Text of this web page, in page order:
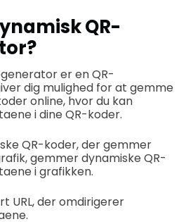
QR-
er en QR-
dig mulighed for at gemme
online, hvor du kan
i dine QR-koder.
QR-koder, der gemmer
gemmer dynamiske QR-
i grafikken.
URL, der omdirigerer